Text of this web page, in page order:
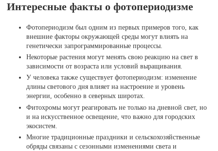
Интересные факты о фотопериодизме
Фотопериодизм был одним из первых примеров того, как
внешние факторы окружающей среды могут влиять на
генетически запрограммированные процессы.
Некоторые растения могут менять свою реакцию на свет в
зависимости от возраста или условий выращивания.
У человека также существует фотопериодизм: изменение
длины светового дня влияет на настроение и уровень
энергии, особенно в северных широтах.
Фитохромы могут реагировать не только на дневной свет, но
и на искусственное освещение, что важно для городских
экосистем.
Многие традиционные праздники и сельскохозяйственные
обряды связаны с сезонными изменениями света и